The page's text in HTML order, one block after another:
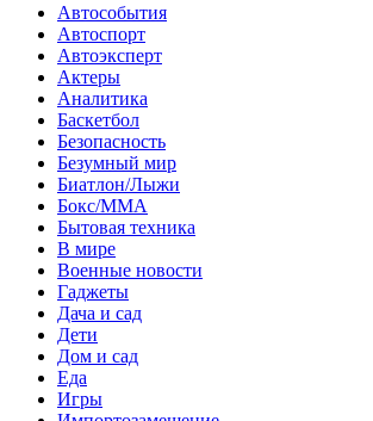
Автособытия
Автоспорт
Автоэксперт
Актеры
Аналитика
Баскетбол
Безопасность
Безумный мир
Биатлон/Лыжи
Бокс/MMA
Бытовая техника
В мире
Военные новости
Гаджеты
Дача и сад
Дети
Дом и сад
Еда
Игры